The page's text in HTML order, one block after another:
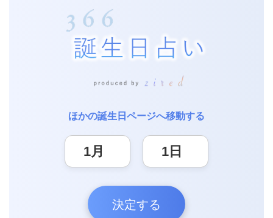
ほかの誕生日ページへ移動する
決定する